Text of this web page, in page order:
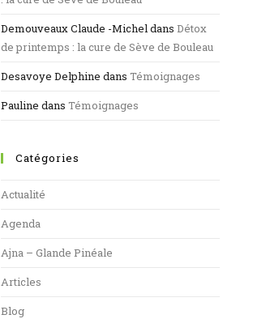
Demouveaux Claude -Micheldans Détox
de printemps : la cure de Sève de Bouleau
Desavoye Delphine dans Témoignages
Pauline dans Témoignages
Catégories
Actualité
Agenda
Ajna – Glande Pinéale
Articles
Blog